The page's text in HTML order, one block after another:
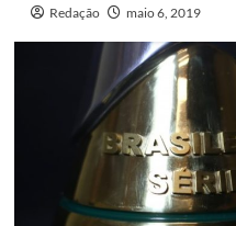
Redação maio 6, 2019